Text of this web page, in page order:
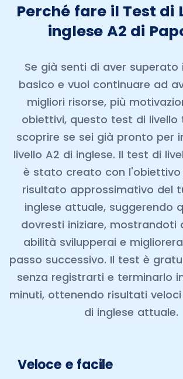
Perché fare il Test di
inglese A2 di
Se già senti di aver superato
basico e vuoi continuare ad
migliori risorse, più
obiettivi, questo test di livello
scoprire se sei già pronto per
livello A2 di inglese. Il test di
è stato creato con l'obiettivo
risultato approssimativo del
inglese attuale, suggerendo
dovresti iniziare, mostrandoti
abilità svilupperai e
passo successivo. Il test è
senza registrarti e terminarlo
minuti, ottenendo risultati
di inglese attuale.
Veloce e facile